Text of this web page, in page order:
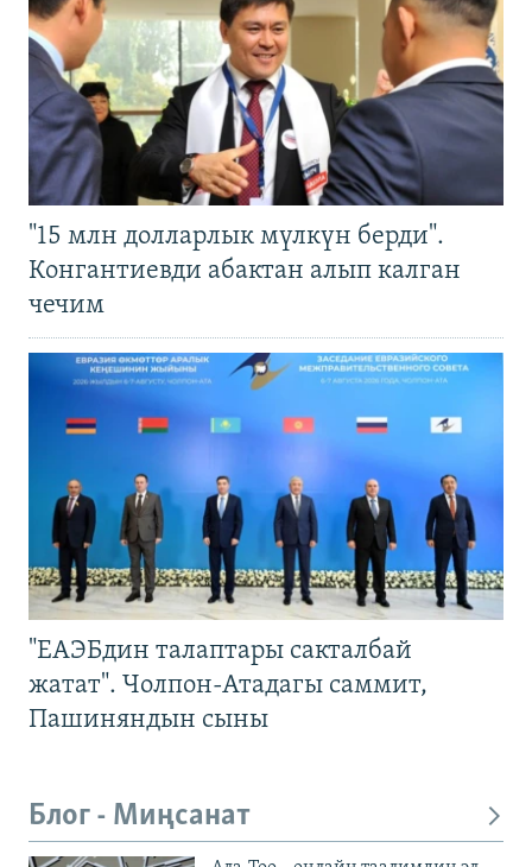
"15 млн долларлык мүлкүн берди".
Конгантиевди абактан алып калган
чечим
"ЕАЭБдин талаптары сакталбай
жатат". Чолпон-Атадагы саммит,
Пашиняндын сыны
Блог - Миңсанат